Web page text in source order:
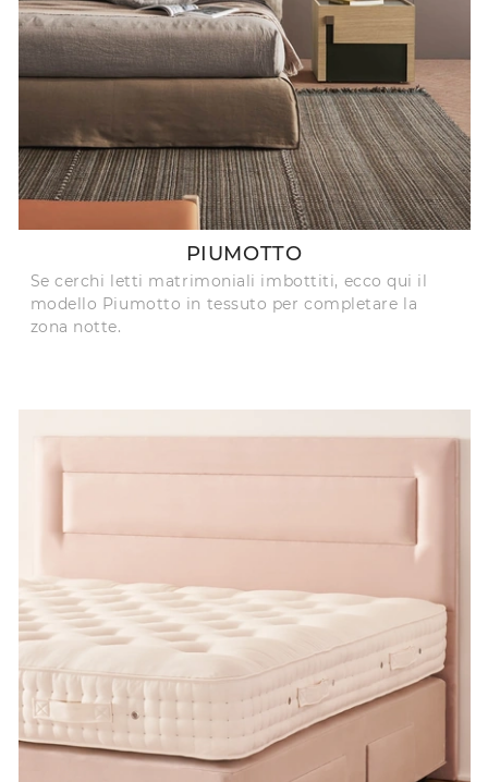
PIUMOTTO
Se cerchi letti matrimoniali imbottiti, ecco qui il
modello Piumotto in tessuto per completare la
zona notte.